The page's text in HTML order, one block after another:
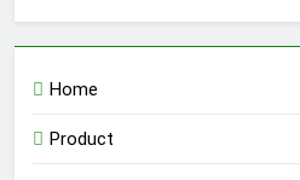
Home
Product